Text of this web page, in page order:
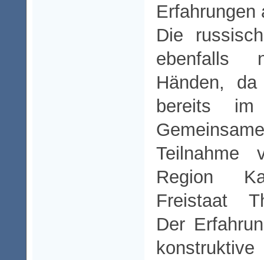
Erfahrungen
Die
ebenfalls
Händen,
bereits
Teilnahme
Region
Freistaat
Der